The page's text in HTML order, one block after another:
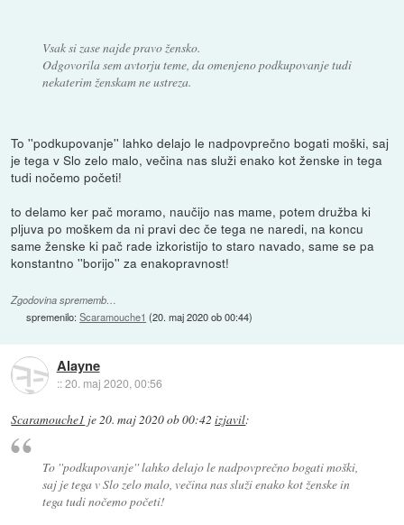
Vsak si zase najde pravo žensko.
Odgovorila sem avtorju teme, da omenjeno podkupovanje tudi
nekaterim ženskam ne ustreza.
To ''podkupovanje'' lahko delajo le nadpovprečno bogati moški, saj
je tega v Slo zelo malo, večina nas služi enako kot ženske in tega
tudi nočemo početi!
to delamo ker pač moramo, naučijo nas mame, potem družba ki
pljuva po moškem da ni pravi dec če tega ne naredi, na koncu
same ženske ki pač rade izkoristijo to staro navado, same se pa
konstantno ''borijo'' za enakopravnost!
Zgodovina sprememb…
spremenilo:Scaramouche1 (20. maj 2020 ob 00:44)
Alayne
::20. maj 2020, 00:56
Scaramouche1 je20. maj 2020 ob 00:42 izjavil:
To ''podkupovanje'' lahko delajo le nadpovprečno bogati moški,
saj je tega v Slo zelo malo, večina nas služi enako kot ženske in
tega tudi nočemo početi!